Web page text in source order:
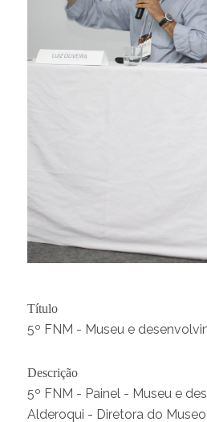
Título
5º FNM - Museu e
Descrição
5º FNM - Painel - Museu e
Alderoqui - Diretora do